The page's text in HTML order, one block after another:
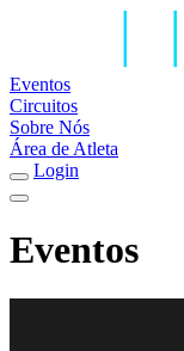
Eventos
Circuitos
Sobre Nós
Área de Atleta
Login
Eventos